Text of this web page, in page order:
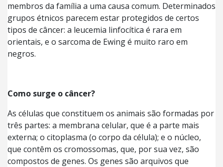
membros da família a uma causa comum. Determinados
grupos étnicos parecem estar protegidos de certos
tipos de câncer: a leucemia linfocítica é rara em
orientais, e o sarcoma de Ewing é muito raro em
negros.
Como surge o câncer?
As células que constituem os animais são formadas por
três partes: a membrana celular, que é a parte mais
externa; o citoplasma (o corpo da célula); e o núcleo,
que contêm os cromossomas, que, por sua vez, são
compostos de genes. Os genes são arquivos que